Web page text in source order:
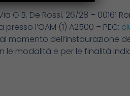
G B. De Rossi, 26/28 – 00161
l’OAM (1) A2500 – PEC:
al momento dell’instaurazione
modalità e per le finalità